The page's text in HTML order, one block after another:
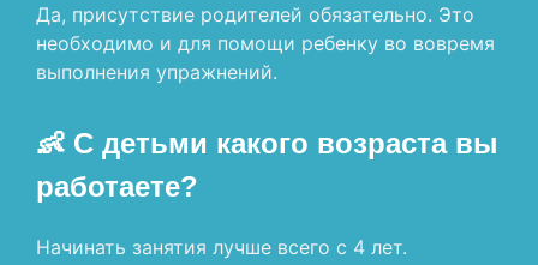
Да, присутствие родителей обязательно. Это
необходимо и для помощи ребенку во вовремя
выполнения упражнений.
👶 С детьми какого возраста вы
работаете?
Начинать занятия лучше всего с 4 лет.